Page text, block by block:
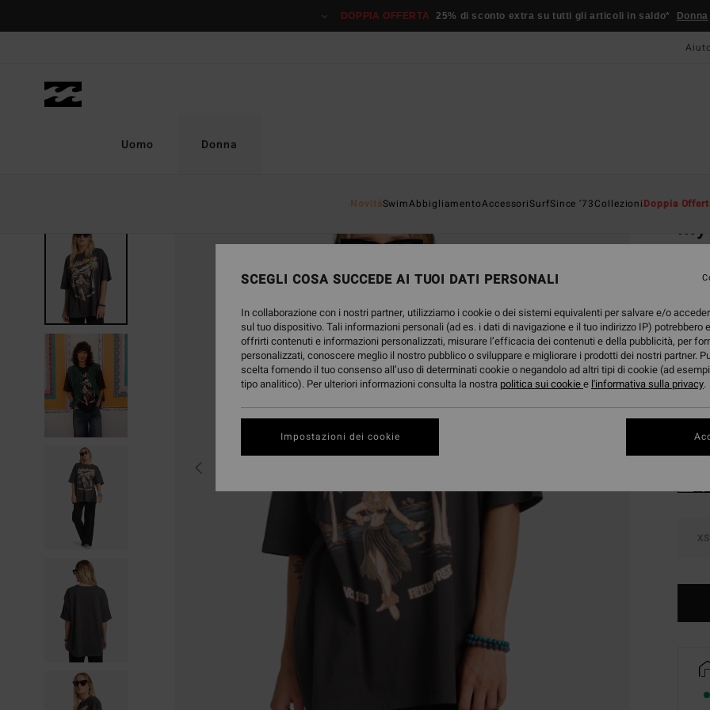
prodotto
DOPPIA OFFERTA 25% di sconto extra su tutti gli articoli in saldo* Donna
Uomo Donna
NovitàSwimAbbigliamentoAccessoriSurfSince '73CollezioniDoppia
XS
SCEGLI COSA SUCCEDE AI TUOI DATI PERSONALI
In collaborazione con i nostri partner, utilizziamo i cookie o dei sistemi equivalenti per salvare e/o
sul tuo dispositivo. Tali informazioni personali (ad es. i dati di navigazione e il tuo indirizzo IP) potrebbero
offrirti contenuti e informazioni personalizzati, misurare l’efficacia dei contenuti e della pubblicità, per
personalizzati, conoscere meglio il nostro pubblico o sviluppare e migliorare i prodotti dei nostri partner.
scelta fornendo il tuo consenso all’uso di determinati cookie o negandolo ad altri tipi di cookie (ad
tipo analitico). Per ulteriori informazioni consulta la nostra politica sui cookiee l'informativa sulla privacy.
Impostazioni dei cookie